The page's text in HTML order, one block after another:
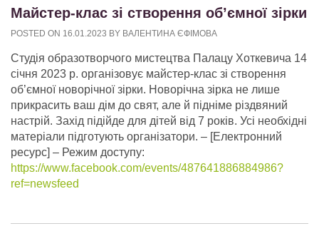
Майстер-клас зі створення об’ємної зірки
POSTED ON 16.01.2023 BY ВАЛЕНТИНА ЄФІМОВА
Студія образотворчого мистецтва Палацу Хоткевича 14
січня 2023 р. організовує майстер-клас зі створення
об’ємної новорічної зірки. Новорічна зірка не лише
прикрасить ваш дім до свят, але й підніме різдвяний
настрій. Захід підійде для дітей від 7 років. Усі необхідні
матеріали підготують організатори. – [Електронний
ресурс] – Режим доступу:
https://www.facebook.com/events/487641886884986?
ref=newsfeed